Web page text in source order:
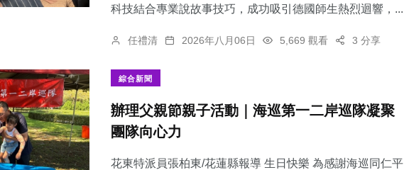
科技結合專業說故事技巧，成功吸引德國師生熱烈迴響，...
任禮清 2026年八月06日 5,669 觀看 3 分享
綜合新聞
辦理父親節親子活動｜海巡第一二岸巡隊凝聚
團隊向心力
花東特派員張柏東/花蓮縣報導 生日快樂 為感謝海巡同仁平